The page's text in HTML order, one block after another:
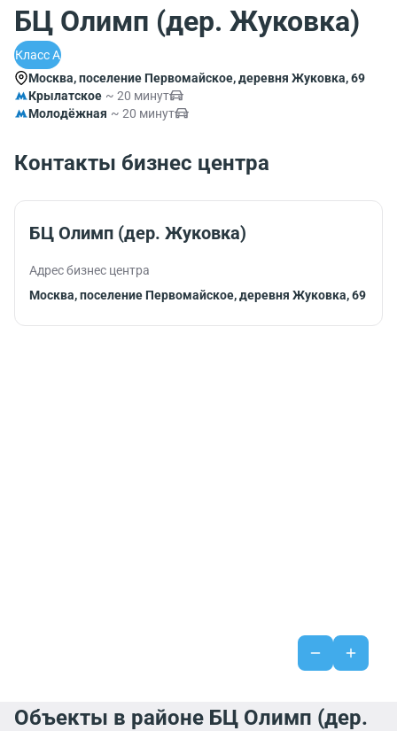
БЦ Олимп (дер. Жуковка)
Класс A
Москва, поселение Первомайское, деревня Жуковка, 69
Крылатское ~ 20 минут
Молодёжная ~ 20 минут
Контакты бизнес центра
БЦ Олимп (дер. Жуковка)
Адрес бизнес центра
Москва, поселение Первомайское, деревня Жуковка, 69
Объекты в районе БЦ Олимп (дер.